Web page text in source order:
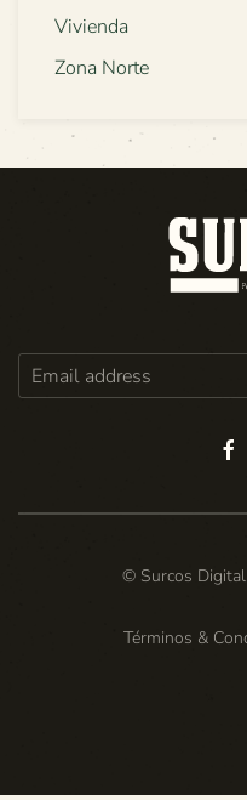
Vivienda
Zona Norte
© Surcos
Términos &